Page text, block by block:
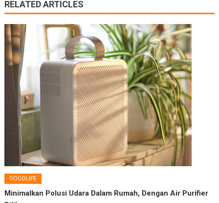
RELATED ARTICLES
GOODLIFE
Minimalkan Polusi Udara Dalam Rumah, Dengan Air Purifier